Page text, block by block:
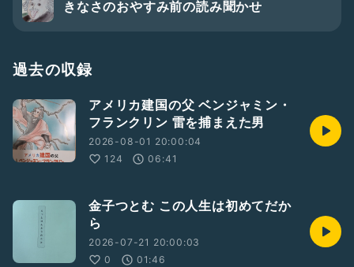
きなさのおやすみ前の読み聞かせ
過去の収録
アメリカ建国の父 ベンジャミン・
フランクリン 雷を捕まえた男
2026-08-01 20:00:04
124
06:41
金子つとむ この人生は初めてだか
ら
2026-07-21 20:00:03
0
01:46